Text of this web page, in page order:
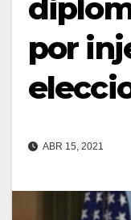
por
ABR 15, 2021